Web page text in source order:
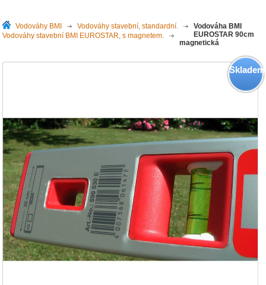
Vodováhy BMI >Vodováhy stavební, standardní.
>
Vodováhy stavební BMI EUROSTAR, s magnetem.
Vodováha BMI
EUROSTAR 90cm
magnetická
Skladem